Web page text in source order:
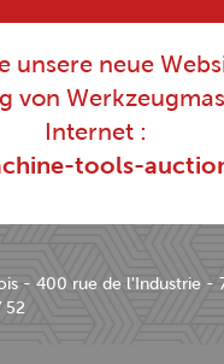
unsere neue
von
Internet :
tools-
- 400 rue de l'Industrie -
52